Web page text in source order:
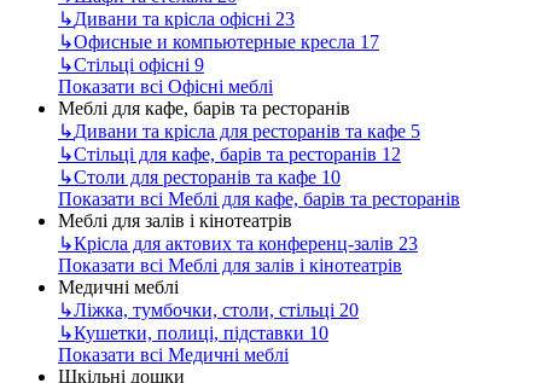
↳Дивани та крісла офісні 23
↳Офисные и компьютерные кресла 17
↳Стільці офісні 9
Показати всі Офісні меблі
Меблі для кафе, барів та ресторанів
↳Дивани та крісла для ресторанів та кафе 5
↳Стільці для кафе, барів та ресторанів 12
↳Столи для ресторанів та кафе 10
Показати всі Меблі для кафе, барів та ресторанів
Меблі для залів і кінотеатрів
↳Крісла для актових та конференц-залів 23
Показати всі Меблі для залів і кінотеатрів
Медичні меблі
↳Ліжка, тумбочки, столи, стільці 20
↳Кушетки, полиці, підставки 10
Показати всі Медичні меблі
Шкільні дошки